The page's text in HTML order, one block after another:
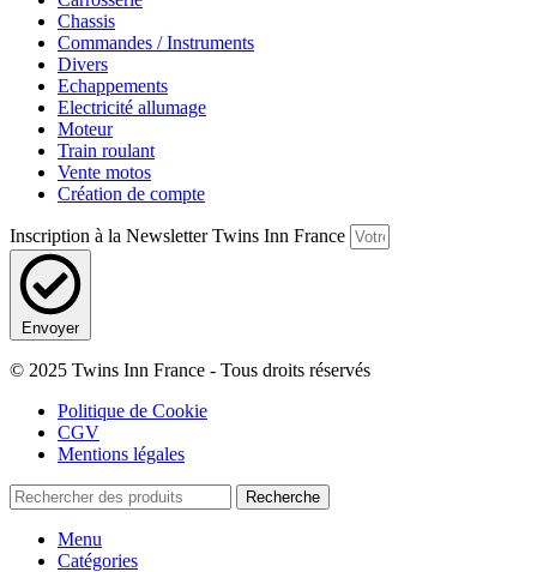
Chassis
Commandes / Instruments
Divers
Echappements
Electricité allumage
Moteur
Train roulant
Vente motos
Création de compte
Inscription à la Newsletter Twins Inn France
Envoyer
© 2025 Twins Inn France - Tous droits réservés
Politique de Cookie
CGV
Mentions légales
Recherche
Menu
Catégories